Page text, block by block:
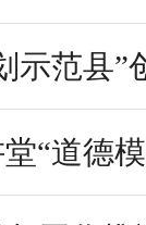
示范县”
“道德